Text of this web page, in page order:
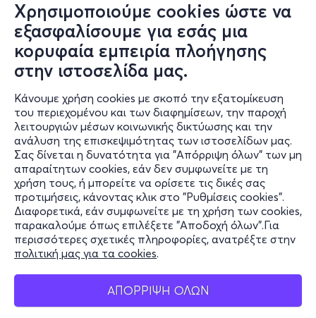
Χρησιμοποιούμε cookies ώστε να
εξασφαλίσουμε για εσάς μια
κορυφαία εμπειρία πλοήγησης
στην ιστοσελίδα μας.
Κάνουμε χρήση cookies με σκοπό την εξατομίκευση
του περιεχομένου και των διαφημίσεων, την παροχή
λειτουργιών μέσων κοινωνικής δικτύωσης και την
ανάλυση της επισκεψιμότητας των ιστοσελίδων μας.
Σας δίνεται η δυνατότητα για "Απόρριψη όλων" των μη
απαραίτητων cookies, εάν δεν συμφωνείτε με τη
χρήση τους, ή μπορείτε να ορίσετε τις δικές σας
προτιμήσεις, κάνοντας κλικ στο "Ρυθμίσεις cookies".
Διαφορετικά, εάν συμφωνείτε με τη χρήση των cookies,
παρακαλούμε όπως επιλέξετε "Αποδοχή όλων".Για
περισσότερες σχετικές πληροφορίες, ανατρέξτε στην
πολιτική μας για τα cookies.
ΑΠΟΡΡΙΨΗ ΟΛΩΝ
Πληροφορίες
Υποστήριξη
Stay Connected
Mobile app